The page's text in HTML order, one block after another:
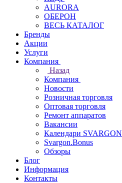
AURORA
ОБЕРОН
ВЕСЬ КАТАЛОГ
Бренды
Акции
Услуги
Компания
Назад
Компания
Новости
Розничная торговля
Оптовая торговля
Ремонт аппаратов
Вакансии
Календари SVARGON
Svargon.Bonus
Обзоры
Блог
Информация
Контакты